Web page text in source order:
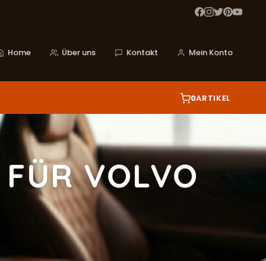
Home Über uns Kontakt Mein Konto
0ARTIKEL
VOLVO